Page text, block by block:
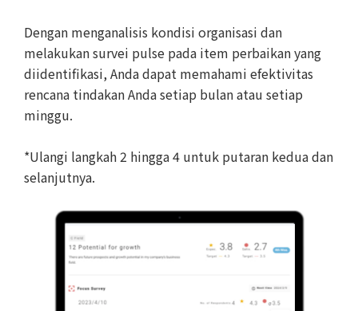
Dengan menganalisis kondisi organisasi dan
melakukan survei pulse pada item perbaikan yang
diidentifikasi, Anda dapat memahami efektivitas
rencana tindakan Anda setiap bulan atau setiap
minggu.
*Ulangi langkah 2 hingga 4 untuk putaran kedua dan
selanjutnya.